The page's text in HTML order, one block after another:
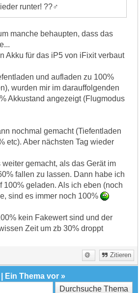
runter! ??‍♂️
manche behaupten, dass das
Akku für das iP5 von iFixit verbaut
und aufladen zu 100%
wurden mir im darauffolgenden
Akkustand angezeigt (Flugmodus
nochmal gemacht (Tiefentladen
etc). Aber nächsten Tag wieder
gemacht, als das Gerät im
fallen zu lassen. Dann habe ich
100% geladen. Als ich eben (noch
sind es immer noch 100%
kein Fakewert sind und der
Zeit um zb 30% droppt
Zitieren
Ein Thema vor »